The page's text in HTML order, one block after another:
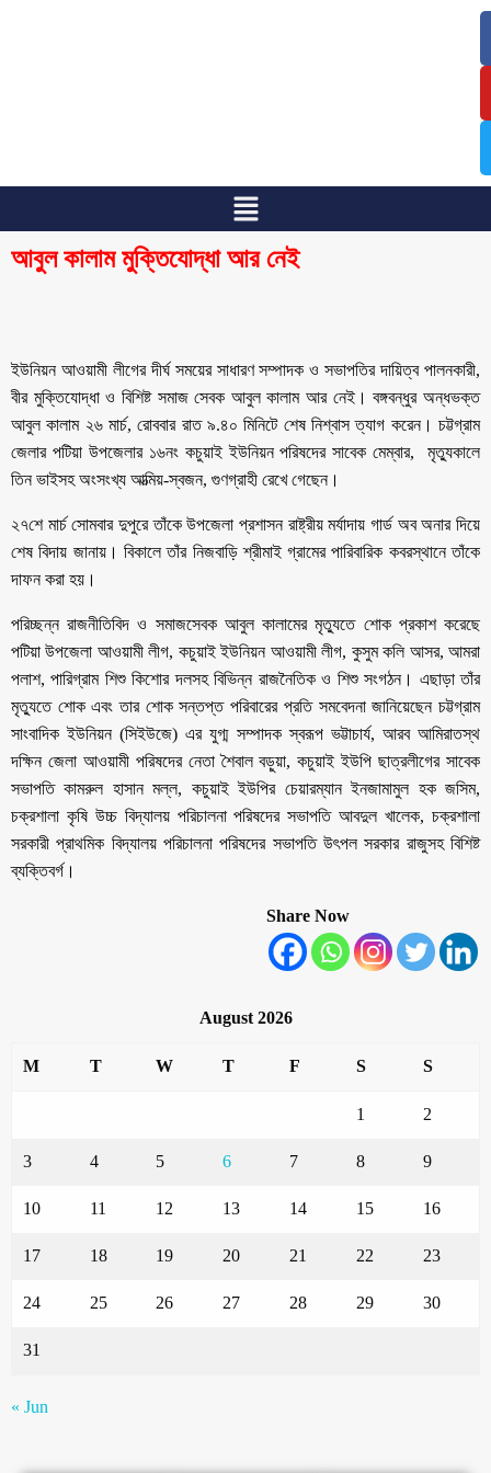
আবুল কালাম মুক্তিযোদ্ধা আর নেই
ইউনিয়ন আওয়ামী লীগের দীর্ঘ সময়ের সাধারণ সম্পাদক ও সভাপতির দায়িত্ব পালনকারী,
বীর মুক্তিযোদ্ধা ও বিশিষ্ট সমাজ সেবক আবুল কালাম আর নেই। বঙ্গবন্ধুর অন্ধভক্ত
আবুল কালাম ২৬ মার্চ, রোববার রাত ৯.৪০ মিনিটে শেষ নিশ্বাস ত্যাগ করেন। চট্টগ্রাম
জেলার পটিয়া উপজেলার ১৬নং কচুয়াই ইউনিয়ন পরিষদের সাবেক মেম্বার, মৃত্যুকালে
তিন ভাইসহ অংসংখ্য আত্মিয়-স্বজন, গুণগ্রাহী রেখে গেছেন।
২৭শে মার্চ সোমবার দুপুরে তাঁকে উপজেলা প্রশাসন রাষ্ট্রীয় মর্যাদায় গার্ড অব অনার দিয়ে
শেষ বিদায় জানায়। বিকালে তাঁর নিজবাড়ি শ্রীমাই গ্রামের পারিবারিক কবরস্থানে তাঁকে
দাফন করা হয়।
পরিচ্ছন্ন রাজনীতিবিদ ও সমাজসেবক আবুল কালামের মৃত্যুতে শোক প্রকাশ করেছে
পটিয়া উপজেলা আওয়ামী লীগ, কচুয়াই ইউনিয়ন আওয়ামী লীগ, কুসুম কলি আসর, আমরা
পলাশ, পারিগ্রাম শিশু কিশোর দলসহ বিভিন্ন রাজনৈতিক ও শিশু সংগঠন। এছাড়া তাঁর
মৃত্যুতে শোক এবং তার শোক সন্তপ্ত পরিবারের প্রতি সমবেদনা জানিয়েছেন চট্টগ্রাম
সাংবাদিক ইউনিয়ন (সিইউজে) এর যুগ্ম সম্পাদক স্বরূপ ভট্টাচার্য, আরব আমিরাতস্থ
দক্ষিন জেলা আওয়ামী পরিষদের নেতা শৈবাল বড়ুয়া, কচুয়াই ইউপি ছাত্রলীগের সাবেক
সভাপতি কামরুল হাসান মল্ল, কচুয়াই ইউপির চেয়ারম্যান ইনজামামুল হক জসিম,
চক্রশালা কৃষি উচ্চ বিদ্যালয় পরিচালনা পরিষদের সভাপতি আবদুল খালেক, চক্রশালা
সরকারী প্রাথমিক বিদ্যালয় পরিচালনা পরিষদের সভাপতি উৎপল সরকার রাজুসহ বিশিষ্ট
ব্যক্তিবর্গ।
Share Now
August 2026
M T W T F S S
1 2
3 4 5 6 7 8 9
10 11 12 13 14 15 16
17 18 19 20 21 22 23
24 25 26 27 28 29 30
31
« Jun